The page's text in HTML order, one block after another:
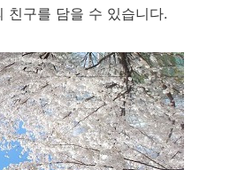
친구를 담을 수 있습니다.